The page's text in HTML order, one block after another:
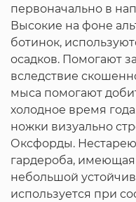
первоначально в
Высокие на фоне
ботинок,
осадков. Помогают
вследствие
мыса помогают
холодное время
ножки визуально
Оксфорды.
гардероба,
небольшой
используется при